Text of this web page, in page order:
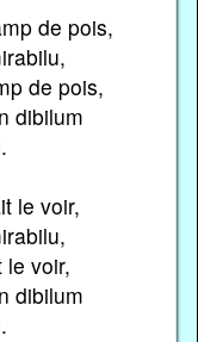
de pois,
de pois,
dibilum
le voir,
le voir,
dibilum